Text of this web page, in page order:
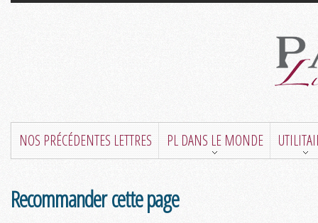
NOS PRÉCÉDENTES LETTRES PL DANS LE MONDE
Recommander cette page